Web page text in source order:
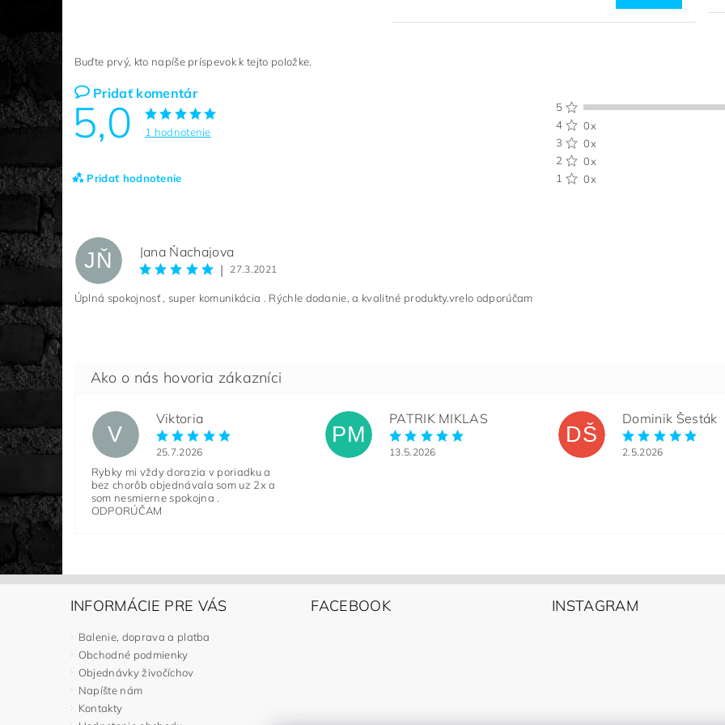
Buďte prvý, kto napíše príspevok k tejto položke.
Pridať komentár
5,0 1 hodnotenie
Pridať hodnotenie
5
4
0x
3
0x
2
0x
1
0x
JŇ
Jana Ňachajova
|
27.3.2021
Úplná spokojnosť , super komunikácia . Rýchle dodanie, a kvalitné produkty.vrelo odporúčam
V
Viktoria
25.7.2026
Rybky mi vždy dorazia v poriadku a
bez chorôb objednávala som uz 2x a
som nesmierne spokojna .
ODPORÚČAM
PM
PATRIK MIKLAS
13.5.2026
DŠ
Dominik Šesták
2.5.2026
INFORMÁCIE PRE VÁS
Balenie, doprava a platba
Obchodné podmienky
Objednávky živočíchov
Napíšte nám
Kontakty
FACEBOOK INSTAGRAM